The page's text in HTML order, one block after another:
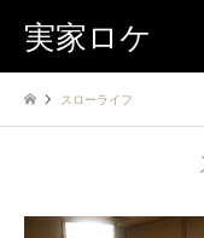
実家ロケ
スローライフ